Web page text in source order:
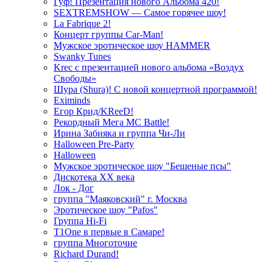
SEXTREMSHOW — Самое горячее шоу!
La Fabrique 2!
Концерт группы Car-Man!
Мужское эротическое шоу HAMMER
Swanky Tunes
Krec с презентацией нового альбома «Воздух
Свободы»
Шура (Shura)! С новой концертной программой!
Eximinds
Егор Крид/KReeD!
Рекордный Мега МС Battle!
Ирина Забияка и группа Чи-Ли
Halloween Pre-Party
Halloween
Мужское эротическое шоу "Бешеные псы"
Дискотека ХХ века
Лок - Дог
группа "Маяковский" г. Москва
Эротическое шоу "Pafos"
Группа Hi-Fi
T1One в первые в Самаре!
группа Многоточие
Richard Durand!